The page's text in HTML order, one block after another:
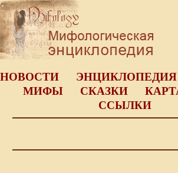
НОВОСТИ ЭНЦИКЛОПЕДИЯ
МИФЫ
СКАЗКИ
ССЫЛКИ